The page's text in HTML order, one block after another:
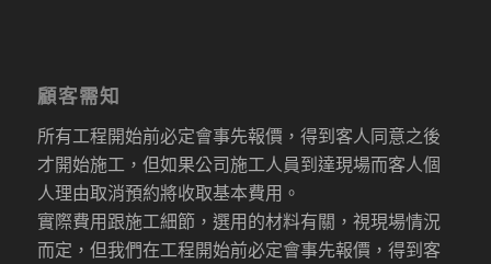
顧客需知
所有工程開始前必定會事先報價，得到客人同意之後
才開始施工，但如果公司施工人員到達現場而客人個
人理由取消預約將收取基本費用。
實際費用跟施工細節，選用的材料有關，視現場情況
而定，但我們在工程開始前必定會事先報價，得到客